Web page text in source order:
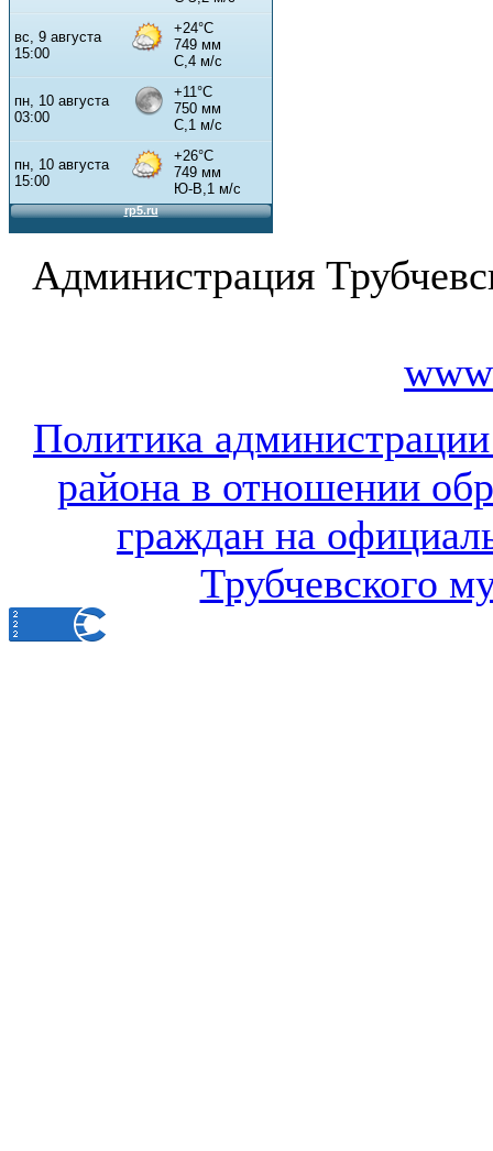
Администрация
Политика
района в отношении
граждан на
Трубчевского